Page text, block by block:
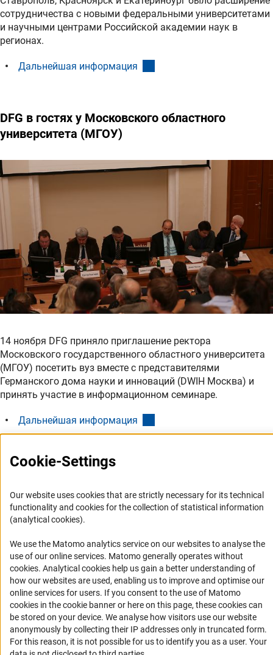
сотрудничества с новыми федеральными университетами
и научными центрами Российской академии наук в
регионах.
Дальнейшая информация
DFG в гостях у Московского областного
университета (МГОУ)
14 ноября DFG приняло приглашение ректора
Московского государственного областного университета
(МГОУ) посетить вуз вместе с представителями
Германского дома науки и инноваций (DWIH Москва) и
принять участие в информационном семинаре.
Дальнейшая информация
В Москве состоялось открытие Года науки
Cookie-Settings
Our website uses cookies that are strictly necessary for its technical
functionality and cookies for the collection of statistical information
(analytical cookies).
We use the Matomo analytics service on our websites to analyse the
use of our online services. Matomo generally operates without
cookies(Anc
. Analytical cookies help us gain a better understanding of
how our websites are used, enabling us to improve and optimise our
online services for users. If you consent to the use of Matomo
cookies in the cookie banner or here on this page, these cookies can
be stored on your device. We analyse how visitors use our website
anonymously by collecting their IP addresses only in truncated form.
For this reason, it is not possible for us to identify you as a user. Your